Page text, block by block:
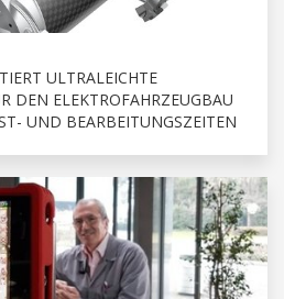
ULTRALEICHTE
DEN ELEKTROFAHRZEUGBAU
UND BEARBEITUNGSZEITEN